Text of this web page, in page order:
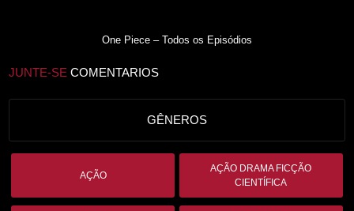
One Piece – Todos os Episódios
JUNTE-SE COMENTARIOS
GÊNEROS
AÇÃO
AÇÃO DRAMA FICÇÃO
CIENTÍFICA